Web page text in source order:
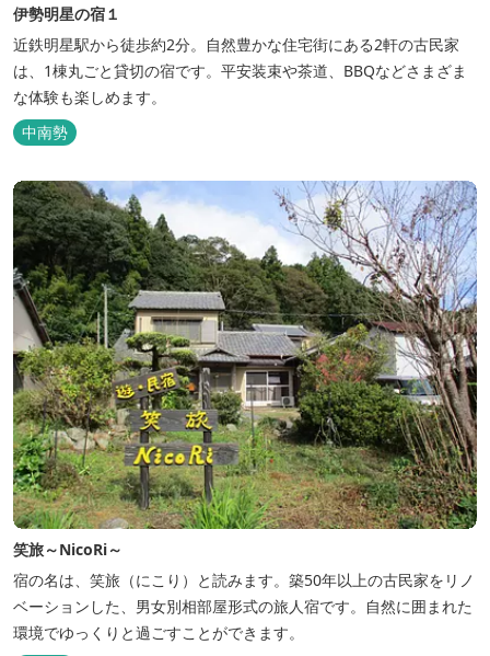
伊勢明星の宿１
近鉄明星駅から徒歩約2分。自然豊かな住宅街にある2軒の古民家
は、1棟丸ごと貸切の宿です。平安装束や茶道、BBQなどさまざま
な体験も楽しめます。
中南勢
笑旅～NicoRi～
宿の名は、笑旅（にこり）と読みます。築50年以上の古民家をリノ
ベーションした、男女別相部屋形式の旅人宿です。自然に囲まれた
環境でゆっくりと過ごすことができます。